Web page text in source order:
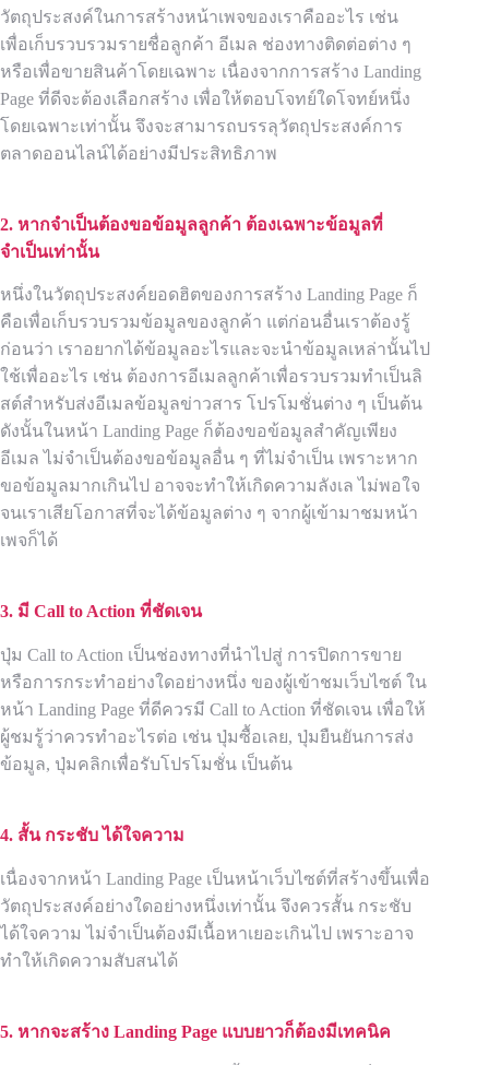
วัตถุประสงค์ในการสร้างหน้าเพจของเราคืออะไร เช่น
เพื่อเก็บรวบรวมรายชื่อลูกค้า อีเมล ช่องทางติดต่อต่าง ๆ
หรือเพื่อขายสินค้าโดยเฉพาะ เนื่องจากการสร้าง Landing
Page ที่ดีจะต้องเลือกสร้าง เพื่อให้ตอบโจทย์ใดโจทย์หนึ่ง
โดยเฉพาะเท่านั้น จึงจะสามารถบรรลุวัตถุประสงค์การ
ตลาดออนไลน์ได้อย่างมีประสิทธิภาพ
2. หากจำเป็นต้องขอข้อมูลลูกค้า ต้องเฉพาะข้อมูลที่
จำเป็นเท่านั้น
หนึ่งในวัตถุประสงค์ยอดฮิตของการสร้าง Landing Page ก็
คือเพื่อเก็บรวบรวมข้อมูลของลูกค้า แต่ก่อนอื่นเราต้องรู้
ก่อนว่า เราอยากได้ข้อมูลอะไรและจะนำข้อมูลเหล่านั้นไป
ใช้เพื่ออะไร เช่น ต้องการอีเมลลูกค้าเพื่อรวบรวมทำเป็นลิ
สต์สำหรับส่งอีเมลข้อมูลข่าวสาร โปรโมชั่นต่าง ๆ เป็นต้น
ดังนั้นในหน้า Landing Page ก็ต้องขอข้อมูลสำคัญเพียง
อีเมล ไม่จำเป็นต้องขอข้อมูลอื่น ๆ ที่ไม่จำเป็น เพราะหาก
ขอข้อมูลมากเกินไป อาจจะทำให้เกิดความลังเล ไม่พอใจ
จนเราเสียโอกาสที่จะได้ข้อมูลต่าง ๆ จากผู้เข้ามาชมหน้า
เพจก็ได้
3. มี Call to Action ที่ชัดเจน
ปุ่ม Call to Action เป็นช่องทางที่นำไปสู่ การปิดการขาย
หรือการกระทำอย่างใดอย่างหนึ่ง ของผู้เข้าชมเว็บไซต์ ใน
หน้า Landing Page ที่ดีควรมี Call to Action ที่ชัดเจน เพื่อให้
ผู้ชมรู้ว่าควรทำอะไรต่อ เช่น ปุ่มซื้อเลย, ปุ่มยืนยันการส่ง
ข้อมูล, ปุ่มคลิกเพื่อรับโปรโมชั่น เป็นต้น
4. สั้น กระชับ ได้ใจความ
เนื่องจากหน้า Landing Page เป็นหน้าเว็บไซต์ที่สร้างขึ้นเพื่อ
วัตถุประสงค์อย่างใดอย่างหนึ่งเท่านั้น จึงควรสั้น กระชับ
ได้ใจความ ไม่จำเป็นต้องมีเนื้อหาเยอะเกินไป เพราะอาจ
ทำให้เกิดความสับสนได้
5. หากจะสร้าง Landing Page แบบยาวก็ต้องมีเทคนิค